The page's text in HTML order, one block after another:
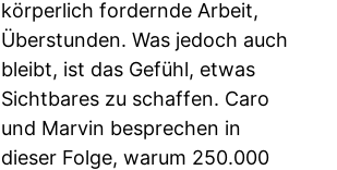
körperlich fordernde Arbeit,
Überstunden. Was jedoch auch
bleibt, ist das Gefühl, etwas
Sichtbares zu schaffen. Caro
und Marvin besprechen in
dieser Folge, warum 250.000